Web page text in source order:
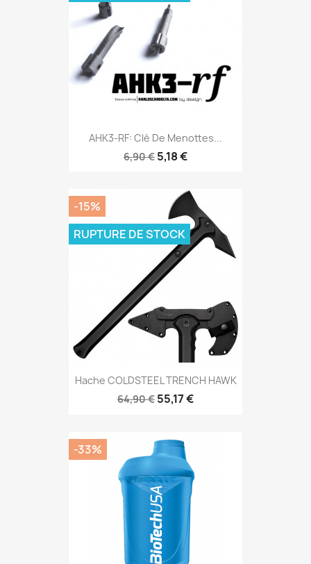
AHK3-RF: Clé De Menottes...
6,90 € 5,18 €
Hache COLDSTEEL TRENCH HAWK
64,90 € 55,17 €
-15%
RUPTURE DE STOCK
-33%